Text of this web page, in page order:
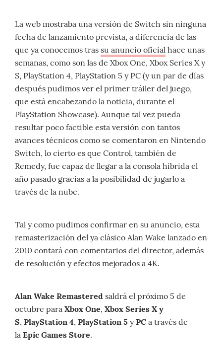
La web mostraba una versión de Switch sin ninguna
fecha de lanzamiento prevista, a diferencia de las
que ya conocemos tras su anuncio oficial hace unas
semanas, como son las de Xbox One, Xbox Series X y
S, PlayStation 4, PlayStation 5 y PC (y un par de días
después pudimos ver el primer tráiler del juego,
que está encabezando la noticia, durante el
PlayStation Showcase). Aunque tal vez pueda
resultar poco factible esta versión con tantos
avances técnicos como se comentaron en Nintendo
Switch, lo cierto es que Control, también de
Remedy, fue capaz de llegar a la consola híbrida el
año pasado gracias a la posibilidad de jugarlo a
través de la nube.
Tal y como pudimos confirmar en su anuncio, esta
remasterización del ya clásico Alan Wake lanzado en
2010 contará con comentarios del director, además
de resolución y efectos mejorados a 4K.
Alan Wake Remastered saldrá el próximo 5 de
octubre para Xbox One, Xbox Series X y
S, PlayStation 4, PlayStation 5 yPC a través de
la Epic Games Store.